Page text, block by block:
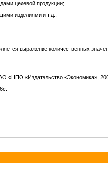
целевой продукции;
изделиями и т.д.;
выражение количественных
«НПО «Издательство «Экономика»,